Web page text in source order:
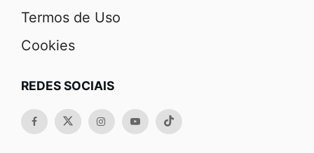
Termos de Uso
Cookies
REDES SOCIAIS